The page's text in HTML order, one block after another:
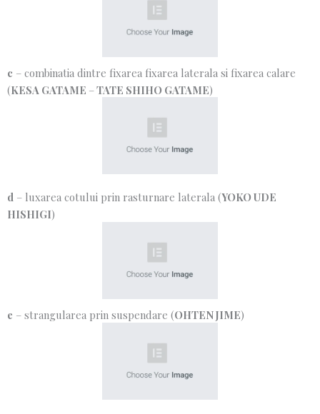
c – combinatia dintre fixarea fixarea laterala si fixarea calare
(KESA GATAME –TATE SHIHO GATAME)
d – luxarea cotului prin rasturnare laterala (YOKO UDE
HISHIGI)
e – strangularea prin suspendare (OHTEN JIME)